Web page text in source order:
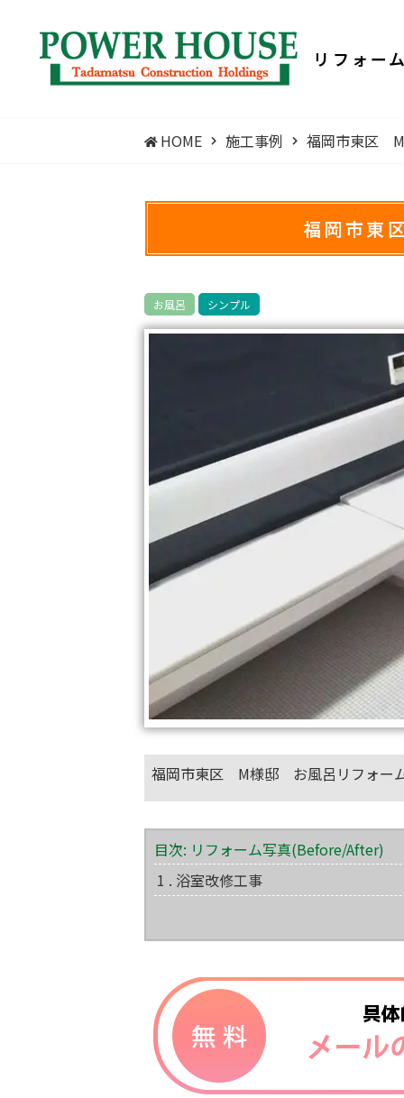
リフォー
HOME 施工事例 福岡市東区
福岡市東
お風呂 シンプル
福岡市東区 M様邸 お風呂リフォー
目次: リフォーム写真(Before/After)
1 . 浴室改修工事